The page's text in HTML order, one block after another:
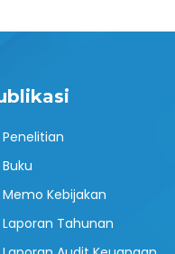
Penelitian
Buku
Memo Kebijakan
Laporan Tahunan